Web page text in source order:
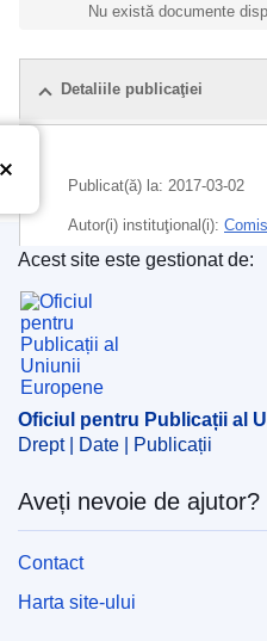
Nu există documente
Detaliile publicaţiei
Publicat(ă) la: 2017-03-02
Autor(i) instituţional(i):
muncă şi afaceri sociale(
Subiecte:
finanțării
,Fondul european pentru
promovarea investițiilor ,
finanțare a UE,regiuni
IMMC :
Oficiul pentru Publicații
Acest site este gestionat de:
Oficiul pentru Publicații al
Drept | Date | Publicații
Aveți nevoie de ajutor?
Contact
Harta site-ului